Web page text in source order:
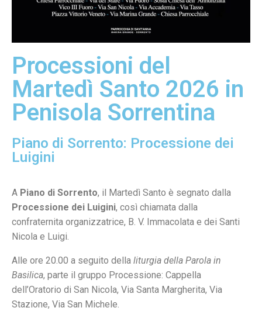
Processioni del
Martedì Santo 2026 in
Penisola Sorrentina
Piano di Sorrento: Processione dei
Luigini
A Piano di Sorrento, il Martedì Santo è segnato dalla
Processione dei Luigini, così chiamata dalla
confraternita organizzatrice, B. V. Immacolata e dei Santi
Nicola e Luigi.
Alle ore 20.00 a seguito della liturgia della Parola in
Basilica, parte il gruppo Processione: Cappella
dell’Oratorio di San Nicola, Via Santa Margherita, Via
Stazione, Via San Michele.